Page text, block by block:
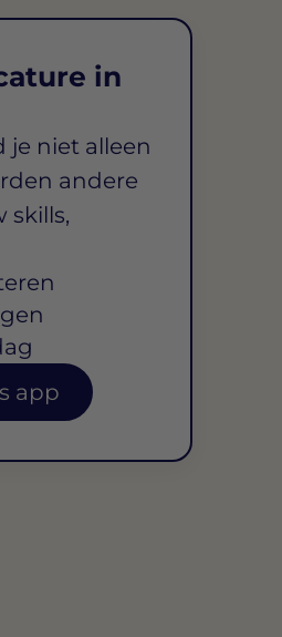
in
je niet alleen
andere
skills,
app